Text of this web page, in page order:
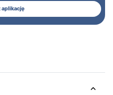
aplikację